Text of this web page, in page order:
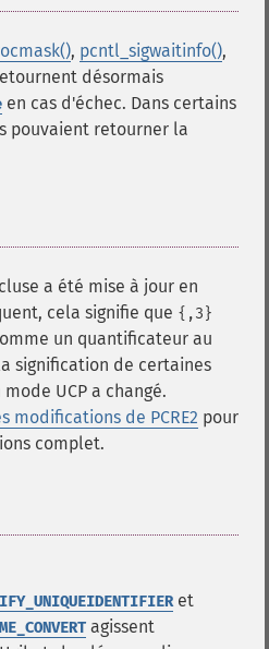
, pcntl_sigwaitinfo(),
désormais
en cas d'échec. Dans certains
pouvaient retourner la
a été mise à jour en
cela signifie que {,3}
un quantificateur au
signification de certaines
UCP a changé.
modifications de PCRE2 pour
complet.
et
agissent